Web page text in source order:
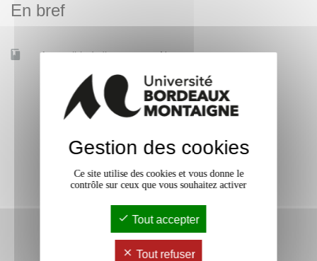
En bref
Accessible à distance Non
Gestion des cookies
Ce site utilise des cookies et vous donne le
contrôle sur ceux que vous souhaitez activer
Tout accepter
Tout refuser